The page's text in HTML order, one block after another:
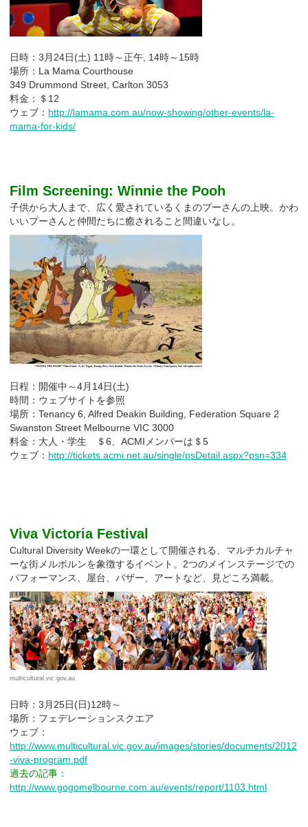
日時：3月24日(土) 11時～正午, 14時～15時
場所：La Mama Courthouse
349 Drummond Street, Carlton 3053
料金：＄12
ウェブ： http://lamama.com.au/now-showing/other-events/la-
mama-for-kids/
Film Screening: Winnie the Pooh
子供から大人まで、広く愛されているくまのプーさんの上映。かわ
いいプーさんと仲間たちに癒されること間違いなし。
日程：開催中～4月14日(土)
時間：ウェブサイトを参照
場所：Tenancy 6, Alfred Deakin Building, Federation Square 2
Swanston Street Melbourne VIC 3000
料金：大人・学生 ＄6、ACMIメンバーは＄5
ウェブ： http://tickets.acmi.net.au/single/psDetail.aspx?psn=334
Viva Victoria Festival
Cultural Diversity Weekの一環として開催される、マルチカルチャ
ーな街メルボルンを象徴するイベント。2つのメインステージでの
パフォーマンス、屋台、バザー、アートなど、見どころ満載。
multicultural.vic.gov.au
日時：3月25日(日)12時～
場所：フェデレーションスクエア
ウェブ：
http://www.multicultural.vic.gov.au/images/stories/documents/2012
-viva-program.pdf
過去の記事：
http://www.gogomelbourne.com.au/events/report/1103.html